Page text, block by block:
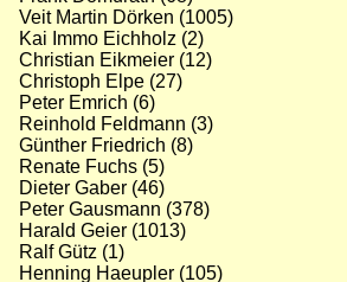
Veit Martin Dörken (1005)
Kai Immo Eichholz (2)
Christian Eikmeier (12)
Christoph Elpe (27)
Peter Emrich (6)
Reinhold Feldmann (3)
Günther Friedrich (8)
Renate Fuchs (5)
Dieter Gaber (46)
Peter Gausmann (378)
Harald Geier (1013)
Ralf Gütz (1)
Henning Haeupler (105)